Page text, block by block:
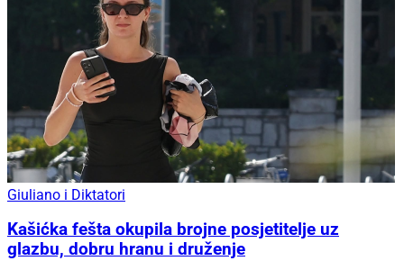
Giuliano i Diktatori
Kašićka fešta okupila brojne posjetitelje uz
glazbu, dobru hranu i druženje